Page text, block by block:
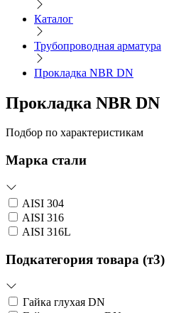
Каталог
Трубопроводная арматура
Прокладка NBR DN
Прокладка NBR DN
Подбор по характеристикам
Марка стали
AISI 304
AISI 316
AISI 316L
Подкатегория товара (т3)
Гайка глухая DN